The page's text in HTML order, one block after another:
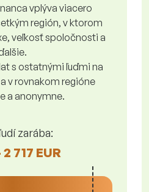
vplýva viacero
región, v ktorom
veľkosť spoločnosti a
s ostatnými ľuďmi na
v rovnakom regióne
a anonymne.
zarába:
2 717 EUR